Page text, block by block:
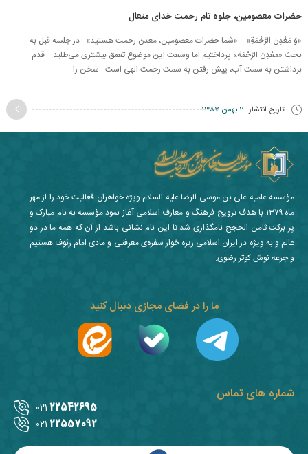
حضرات معصومین، جلوه تام رحمت خدای متعال
«وَ مَعْدِنَ الرَّحْمَةِ» «شما حضرات معصومین، معدن رحمت هستید» در جلسه قبل به
بحث «معْدِنَ الرَّحْمَةِ» پرداختیم اما وسعت این موضوع تعمق بیشتری می‌طلبد. قدم
برداشتن به سمت آب، پیش رفتن به سمت رحمت الهی است سخن را ...
تاریخ انتشار 2 بهمن 1387
شماره های تماس
22542695
021
22557092
021
ما را در فضای مجازی دنبال کنید
مؤسسه علمیه علی بن موسی الرضا علیه السلام ویژه خواهران فعالیت خود را از مهر
ماه ۱۳۷۹ با هدف ترویج فرهنگ و معارف اسلامی آغاز نمود.مؤسسه به نام مبارک و
پر برکت ثامن الحجج نامگذاری شد تا این نام نشانی باشد از آن که همه ما در دو
عالم و به ویژه در ایران اسلامی ریزه خوار سفره‌ی معرفتی و مادی امام رئوف هستیم
و جرعه نوش کوثر رضوی.